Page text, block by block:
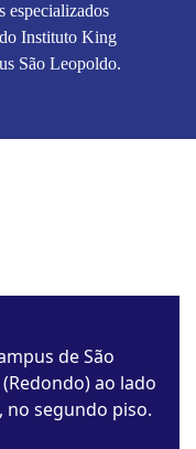
especializados
Instituto King
São Leopoldo.
de São
ao lado
no segundo piso.